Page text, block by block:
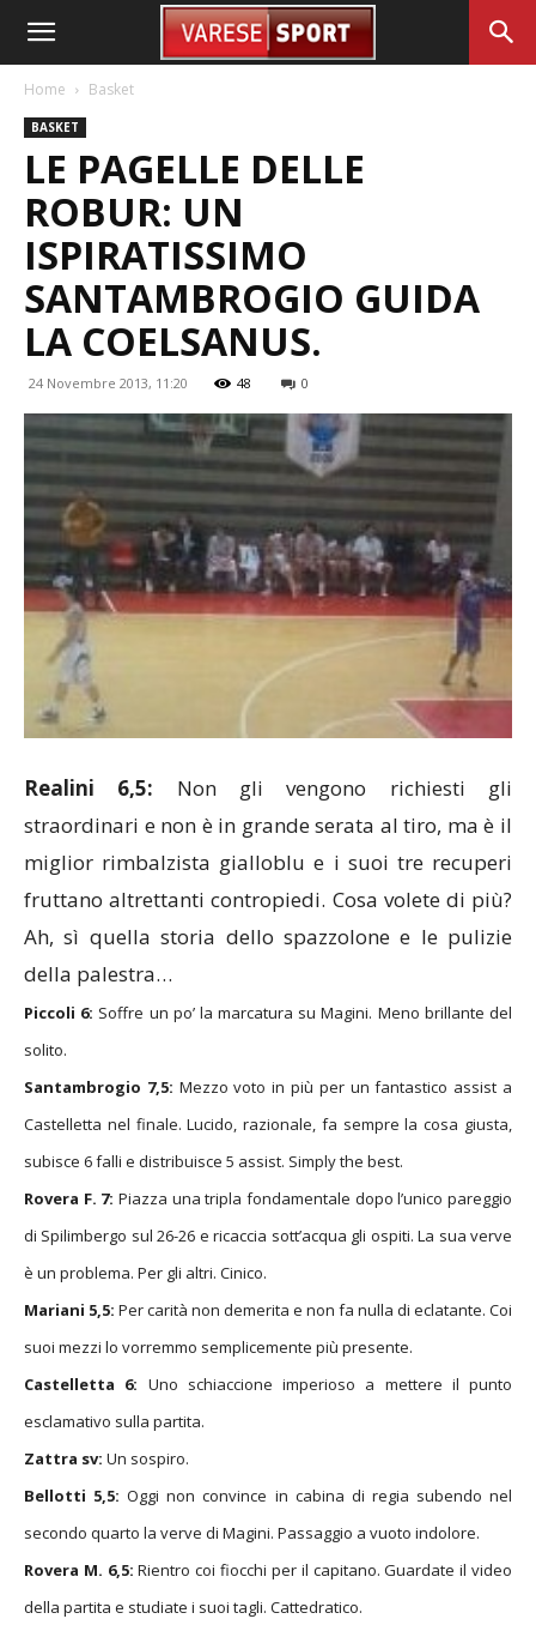
Home Basket
BASKET
LE PAGELLE DELLE
ROBUR: UN
ISPIRATISSIMO
SANTAMBROGIO GUIDA
LA COELSANUS.
24 Novembre 2013, 11:20 48 0
Realini 6,5: Non gli vengono richiesti gli
straordinari e non è in grande serata al tiro, ma è il
miglior rimbalzista gialloblu e i suoi tre recuperi
fruttano altrettanti contropiedi. Cosa volete di più?
Ah, sì quella storia dello spazzolone e le pulizie
della palestra…
Piccoli 6: Soffre un po’ la marcatura su Magini. Meno brillante del
solito.
Santambrogio 7,5: Mezzo voto in più per un fantastico assist a
Castelletta nel finale. Lucido, razionale, fa sempre la cosa giusta,
subisce 6 falli e distribuisce 5 assist. Simply the best.
Rovera F. 7: Piazza una tripla fondamentale dopo l’unico pareggio
di Spilimbergo sul 26-26 e ricaccia sott’acqua gli ospiti. La sua verve
è un problema. Per gli altri. Cinico.
Mariani 5,5: Per carità non demerita e non fa nulla di eclatante. Coi
suoi mezzi lo vorremmo semplicemente più presente.
Castelletta 6: Uno schiaccione imperioso a mettere il punto
esclamativo sulla partita.
Zattra sv: Un sospiro.
Bellotti 5,5: Oggi non convince in cabina di regia subendo nel
secondo quarto la verve di Magini. Passaggio a vuoto indolore.
Rovera M. 6,5: Rientro coi fiocchi per il capitano. Guardate il video
della partita e studiate i suoi tagli. Cattedratico.